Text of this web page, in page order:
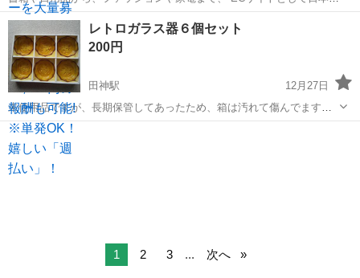
大級の品揃えを誇るAmazon（アマゾン）が、 Amazon Flex（アマゾ
ンフレックス）のデリバリーパートナーを募集中！ Amazon Flex (ア...
岐阜 岐阜市 田神駅 物流
レトロガラス器６個セット
200円
田神駅
12月27日
未使用品ですが、長期保管してあったため、箱は汚れて傷んでます
し、本体もくもってます
岐阜 岐阜市
1 2 3 ... 次へ